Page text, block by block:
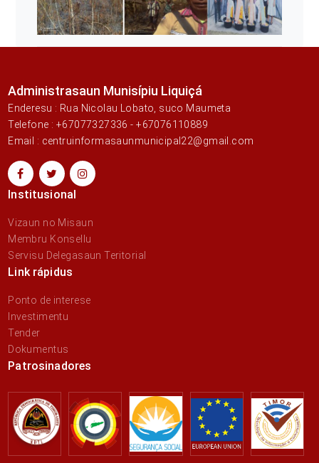
Administrasaun Munisípiu Liquiçá
Enderesu : Rua Nicolau Lobato, suco Maumeta
Telefone : +67077327336 - +67076110889
Email : centruinformasaunmunicipal22@gmail.com
Institusional
Vizaun no Misaun
Membru Konsellu
Servisu Delegasaun Teritorial
Link rápidus
Ponto de interese
Investimentu
Tender
Dokumentus
Patrosinadores